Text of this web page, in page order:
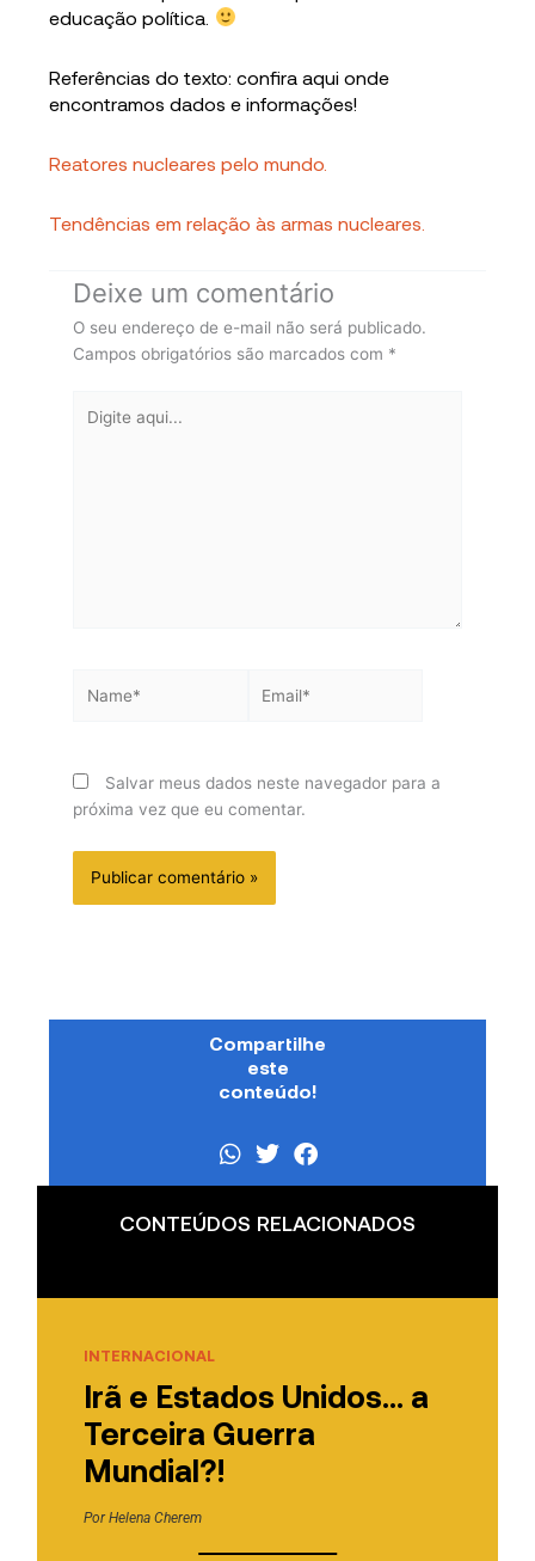
educação política.
Referências do texto: confira aqui onde
encontramos dados e informações!
Reatores nucleares pelo mundo.
Tendências em relação às armas nucleares.
Deixe um comentário
O seu endereço de e-mail não será publicado.
Campos obrigatórios são marcados com *
aqui...
Salvar meus dados neste navegador para a
próxima vez que eu comentar.
Compartilhe
este
conteúdo!
CONTEÚDOS RELACIONADOS
INTERNACIONAL
Irã e Estados Unidos… a
Terceira Guerra
Mundial?!
PorHelena Cherem